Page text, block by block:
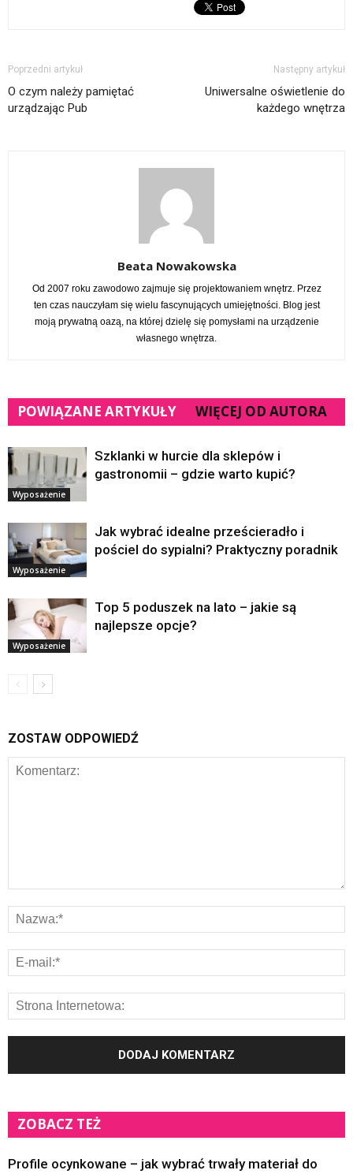
Poprzedni artykuł
O czym należy pamiętać
urządzając Pub
Następny artykuł
Uniwersalne oświetlenie do
każdego wnętrza
Beata Nowakowska
Od 2007 roku zawodowo zajmuje się projektowaniem wnętrz. Przez
ten czas nauczyłam się wielu fascynujących umiejętności. Blog jest
moją prywatną oazą, na której dzielę się pomysłami na urządzenie
własnego wnętrza.
POWIĄZANE ARTYKUŁY WIĘCEJ OD AUTORA
Wyposażenie
Szklanki w hurcie dla sklepów i
gastronomii – gdzie warto kupić?
Wyposażenie
Jak wybrać idealne prześcieradło i
pościel do sypialni? Praktyczny poradnik
Wyposażenie
Top 5 poduszek na lato – jakie są
najlepsze opcje?
ZOSTAW ODPOWIEDŹ
ZOBACZ TEŻ
Profile ocynkowane – jak wybrać trwały materiał do